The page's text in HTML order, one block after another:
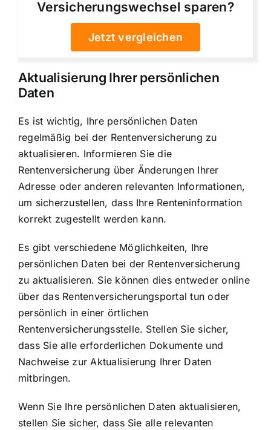
Versicherungswechsel sparen?
Jetzt vergleichen
Aktualisierung Ihrer persönlichen
Daten
Es ist wichtig, Ihre persönlichen Daten
regelmäßig bei der Rentenversicherung zu
aktualisieren. Informieren Sie die
Rentenversicherung über Änderungen Ihrer
Adresse oder anderen relevanten Informationen,
um sicherzustellen, dass Ihre Renteninformation
korrekt zugestellt werden kann.
Es gibt verschiedene Möglichkeiten, Ihre
persönlichen Daten bei der Rentenversicherung
zu aktualisieren. Sie können dies entweder online
über das Rentenversicherungsportal tun oder
persönlich in einer örtlichen
Rentenversicherungsstelle. Stellen Sie sicher,
dass Sie alle erforderlichen Dokumente und
Nachweise zur Aktualisierung Ihrer Daten
mitbringen.
Wenn Sie Ihre persönlichen Daten aktualisieren,
stellen Sie sicher, dass Sie alle relevanten